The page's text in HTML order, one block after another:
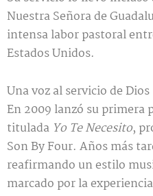
Nuestra Señora de
intensa labor pastoral
Estados Unidos.
Una voz al servicio de Dios
En 2009 lanzó su primera
titulada Yo Te Necesito,
Son By Four. Años más
reafirmando un estilo
marcado por la